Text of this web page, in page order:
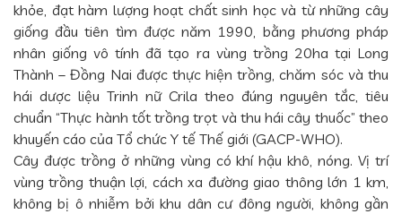
khỏe, đạt hàm lượng hoạt chất sinh học và từ những cây
giống đầu tiên tìm được năm 1990, bằng phương pháp
nhân giống vô tính đã tạo ra vùng trồng 20ha tại Long
Thành – Đồng Nai được thực hiện trồng, chăm sóc và thu
hái dược liệu Trinh nữ Crila theo đúng nguyên tắc, tiêu
chuẩn “Thực hành tốt trồng trọt và thu hái cây thuốc” theo
khuyến cáo của Tổ chức Y tế Thế giới (GACP-WHO).
Cây được trồng ở những vùng có khí hậu khô, nóng. Vị trí
vùng trồng thuận lợi, cách xa đường giao thông lớn 1 km,
không bị ô nhiễm bởi khu dân cư đông người, không gần